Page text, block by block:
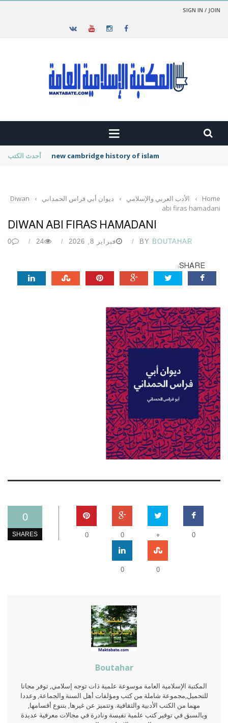
SIGN IN / JOIN
أحدث الكتب new cambridge history of islam
Home
› الأدب العربي والإسلامي › ديوان أبي فراس الحمداني ›
Diwan
abi firas hamadani
DIWAN ABI FIRAS HAMADANI
BY BOUTAHAR فبراير 8, 2026 24
0
SHARE:
0
SHARES 0
+
0
0
0
0
Boutahar
المكتبة الإسلامية العامة موسوعة علمية ذات توجه إسلامي, توفر مجانا
للتحميل,مجموعة شاملة من كتب ومؤلفات أهل السنة والجماعة, وعددا
مهما من الكتب الأدبية والثقافية. وتتميز عن غيرها, بتنوع أقسامها,
وبالسبق في توفير كتب علمية نفيسة ونادرة في مجالات معرفية عديدة